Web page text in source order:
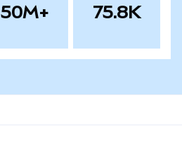
50M+ 75.8K